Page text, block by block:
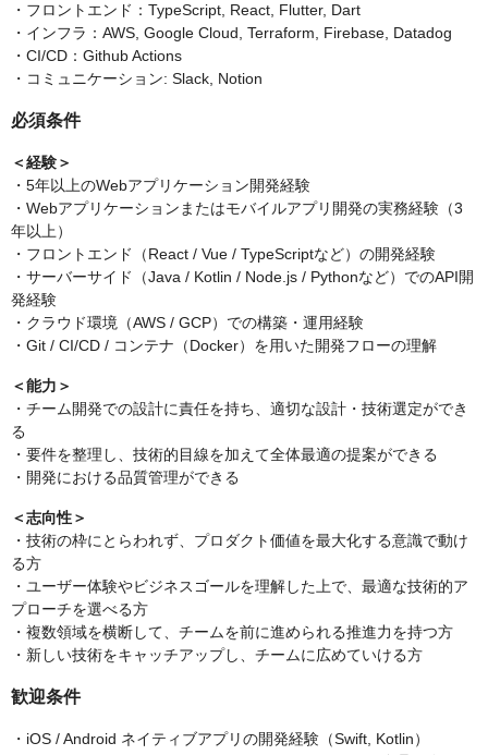
・フロントエンド：TypeScript, React, Flutter, Dart
・インフラ：AWS, Google Cloud, Terraform, Firebase, Datadog
・CI/CD：Github Actions
・コミュニケーション: Slack, Notion
必須条件
＜経験＞
・5年以上のWebアプリケーション開発経験
・Webアプリケーションまたはモバイルアプリ開発の実務経験（3
年以上）
・フロントエンド（React / Vue / TypeScriptなど）の開発経験
・サーバーサイド（Java / Kotlin / Node.js / Pythonなど）でのAPI開
発経験
・クラウド環境（AWS / GCP）での構築・運用経験
・Git / CI/CD / コンテナ（Docker）を用いた開発フローの理解
＜能力＞
・チーム開発での設計に責任を持ち、適切な設計・技術選定ができ
る
・要件を整理し、技術的目線を加えて全体最適の提案ができる
・開発における品質管理ができる
＜志向性＞
・技術の枠にとらわれず、プロダクト価値を最大化する意識で動け
る方
・ユーザー体験やビジネスゴールを理解した上で、最適な技術的ア
プローチを選べる方
・複数領域を横断して、チームを前に進められる推進力を持つ方
・新しい技術をキャッチアップし、チームに広めていける方
歓迎条件
・iOS / Android ネイティブアプリの開発経験（Swift, Kotlin）